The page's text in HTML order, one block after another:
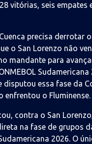
28 vitórias, seis empates
precisa derrotar
o San Lorenzo não
mandante para
Sudamericana
disputou essa fase da
enfrentou o Fluminense.
contra o San
na fase de grupos
2026. O